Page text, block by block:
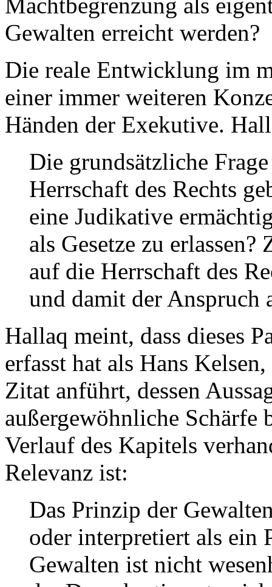
Machtbegrenzung als
Gewalten erreicht werden?
Die reale Entwicklung im
einer immer weiteren
Händen der Exekutive.
Die grundsätzliche
Herrschaft des Rechts
eine Judikative
als Gesetze zu
auf die Herrschaft des
und damit der Anspruch
Hallaq meint, dass dieses
erfasst hat als Hans
Zitat anführt, dessen
außergewöhnliche Schärfe
Verlauf des Kapitels
Relevanz ist:
Das Prinzip der
oder interpretiert als ein
Gewalten ist nicht